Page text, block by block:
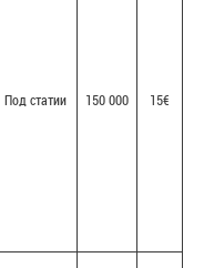
Под статии 150 000 15€